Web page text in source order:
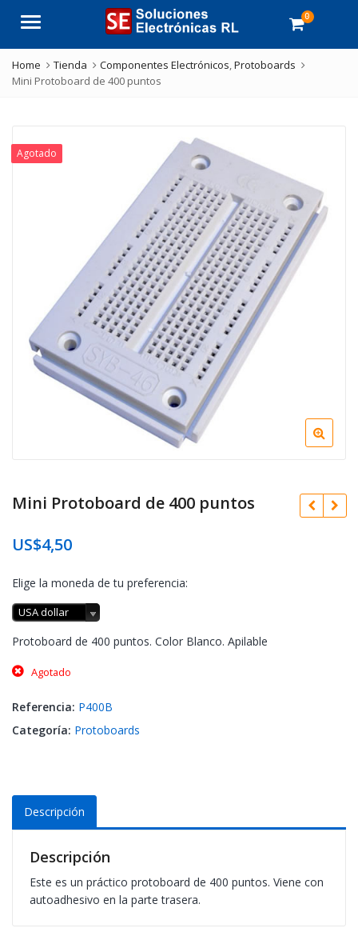
Menu 0
Home Tienda Componentes Electrónicos,Protoboards
Mini Protoboard de 400 puntos
Agotado
Mini Protoboard de 400 puntos
US$4,50
Elige la moneda de tu preferencia:
USA dollar
Protoboard de 400 puntos. Color Blanco. Apilable
Agotado
Referencia: P400B
Categoría: Protoboards
Descripción
Descripción
Este es un práctico protoboard de 400 puntos. Viene con
autoadhesivo en la parte trasera.